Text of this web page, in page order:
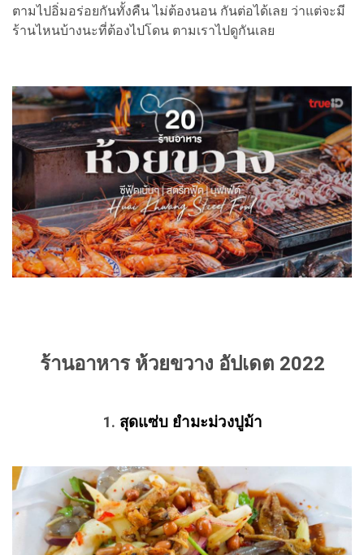
ตามไปอิ่มอร่อยกันทั้งคืน ไม่ต้องนอน กันต่อได้เลย ว่าแต่จะมี
ร้านไหนบ้างนะที่ต้องไปโดน ตามเราไปดูกันเลย
ร้านอาหาร ห้วยขวาง อัปเดต 2022
1. สุดแซ่บ ยำมะม่วงปูม้า